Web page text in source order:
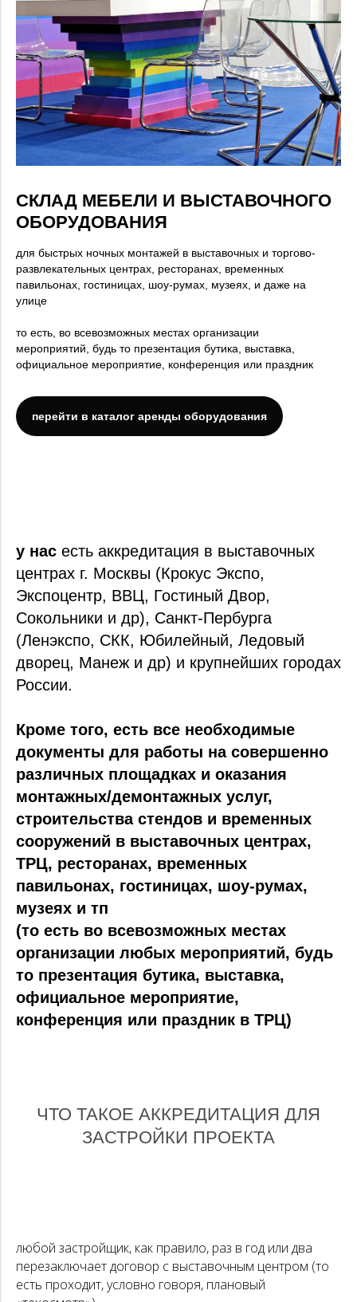
СКЛАД МЕБЕЛИ И ВЫСТАВОЧНОГО
ОБОРУДОВАНИЯ
для быстрых ночных монтажей в выставочных и торгово-
развлекательных центрах, ресторанах, временных
павильонах, гостиницах, шоу-румах, музеях, и даже на
улице
то есть, во всевозможных местах организации
мероприятий, будь то презентация бутика, выставка,
официальное мероприятие, конференция или праздник
перейти в каталог аренды оборудования
у нас есть аккредитация в выставочных
центрах г. Москвы (Крокус Экспо,
Экспоцентр, ВВЦ, Гостиный Двор,
Сокольники и др), Санкт-Пербурга
(Ленэкспо, СКК, Юбилейный, Ледовый
дворец, Манеж и др) и крупнейших городах
России.
Кроме того, есть все необходимые
документы для работы на совершенно
различных площадках и оказания
монтажных/демонтажных услуг,
строительства стендов и временных
сооружений в выставочных центрах,
ТРЦ, ресторанах, временных
павильонах, гостиницах, шоу-румах,
музеях и тп
(то есть во всевозможных местах
организации любых мероприятий, будь
то презентация бутика, выставка,
официальное мероприятие,
конференция или праздник в ТРЦ)
ЧТО ТАКОЕ АККРЕДИТАЦИЯ ДЛЯ
ЗАСТРОЙКИ ПРОЕКТА
любой застройщик, как правило, раз в год или два
перезаключает договор с выставочным центром (то
есть проходит, условно говоря, плановый